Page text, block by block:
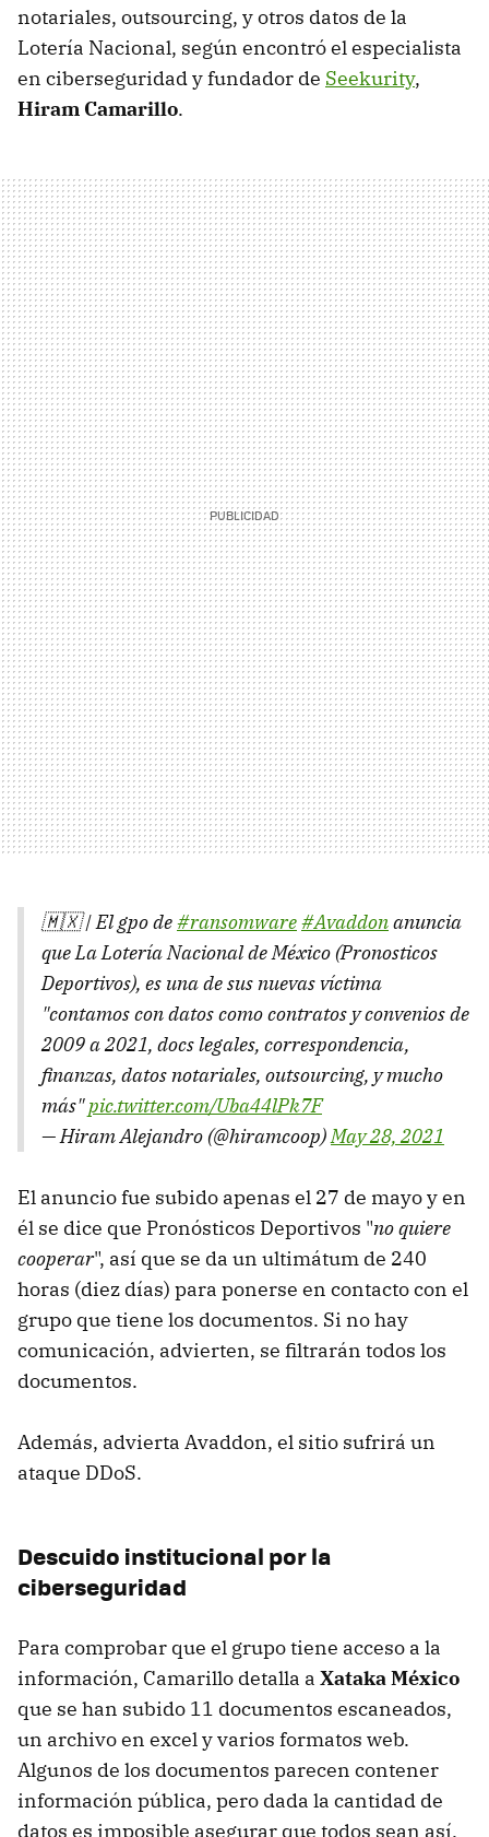
notariales, outsourcing, y otros datos de la
Lotería Nacional, según encontró el especialista
en ciberseguridad y fundador de Seekurity,
Hiram Camarillo.
🇲🇽 | El gpo de#ransomware#Avaddonanuncia
que La Lotería Nacional de México (Pronosticos
Deportivos), es una de sus nuevas víctima
"contamos con datos como contratos y convenios de
2009 a 2021, docs legales, correspondencia,
finanzas, datos notariales, outsourcing, y mucho
más"pic.twitter.com/Uba44lPk7F
— Hiram Alejandro (@hiramcoop)May 28, 2021
El anuncio fue subido apenas el 27 de mayo y en
él se dice que Pronósticos Deportivos "no quiere
cooperar", así que se da un ultimátum de 240
horas (diez días) para ponerse en contacto con el
grupo que tiene los documentos. Si no hay
comunicación, advierten, se filtrarán todos los
documentos.
Además, advierta Avaddon, el sitio sufrirá un
ataque DDoS.
Descuido institucional por la
ciberseguridad
Para comprobar que el grupo tiene acceso a la
información, Camarillo detalla a Xataka México
que se han subido 11 documentos escaneados,
un archivo en excel y varios formatos web.
Algunos de los documentos parecen contener
información pública, pero dada la cantidad de
datos es imposible asegurar que todos sean así.